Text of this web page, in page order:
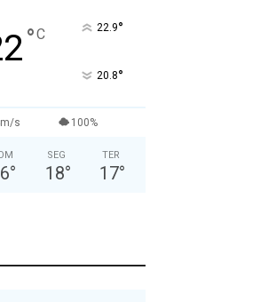
°C 22.9°
20.8°
s 100%
°
SEG
18°
TER
17°